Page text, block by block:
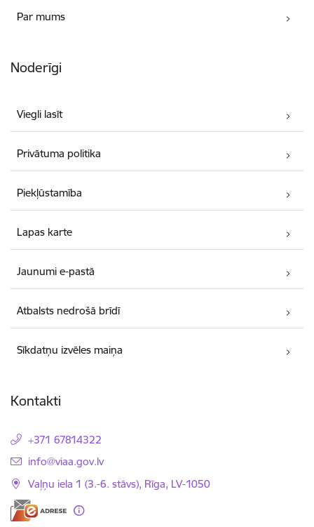
Par mums
Noderīgi
Viegli lasīt
Privātuma politika
Piekļūstamība
Lapas karte
Jaunumi e-pastā
Atbalsts nedrošā brīdī
Sīkdatņu izvēles maiņa
Kontakti
+371 67814322
E-pasts:
info@viaa.gov.lv
Vaļņu iela 1 (3.-6. stāvs), Rīga, LV-1050